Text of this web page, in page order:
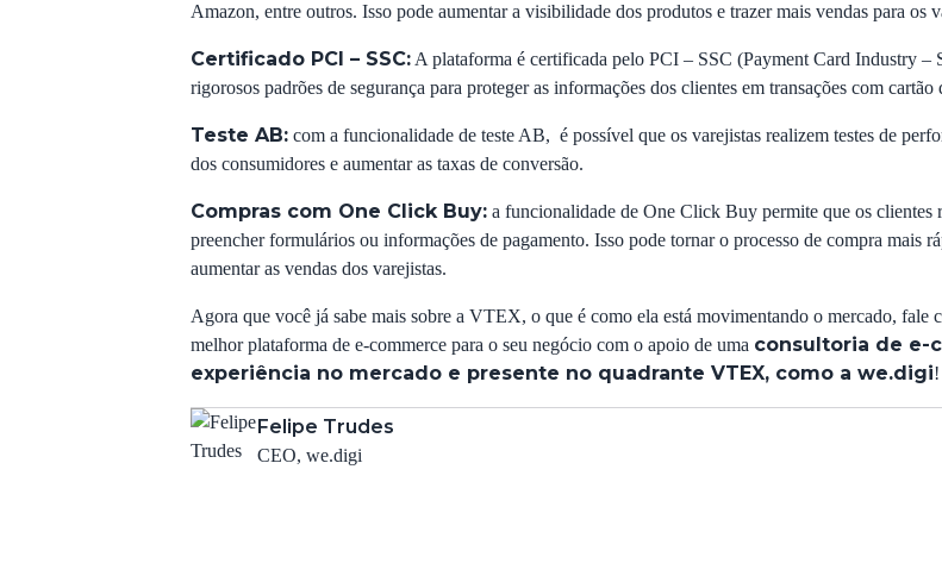
Amazon, entre outros. Isso pode aumentar a visibilidade dos produtos e trazer mais vendas para os
Certificado PCI – SSC: A plataforma é certificada pelo PCI – SSC (Payment Card Industry
rigorosos padrões de segurança para proteger as informações dos clientes em transações com cartão
Teste AB: com a funcionalidade de teste AB, é possível que os varejistas realizem testes de
dos consumidores e aumentar as taxas de conversão.
Compras com One Click Buy: a funcionalidade de One Click Buy permite que os clientes
preencher formulários ou informações de pagamento. Isso pode tornar o processo de compra mais
aumentar as vendas dos varejistas.
Agora que você já sabe mais sobre a VTEX, o que é como ela está movimentando o mercado, fale
melhor plataforma de e-commerce para o seu negócio com o apoio de uma consultoria de e-
experiência no mercado e presente no quadrante VTEX, como a we.digi!
Felipe Trudes
CEO, we.digi